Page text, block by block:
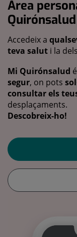
Àrea
Quirónsalud
Accedeix a
teva salut i la dels
Mi Quirónsalud
segur, on pots
consultar els
desplaçaments.
Descobreix-ho!